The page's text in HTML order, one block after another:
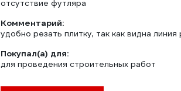
отсутствие футляра
Комментарий:
удобно резать плитку, так как видна линия
Покупал(а) для:
для проведения строительных работ